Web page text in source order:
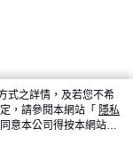
式之詳情，及若您不希
，請參閱本網站「 隱私
意本公司得按本網站使